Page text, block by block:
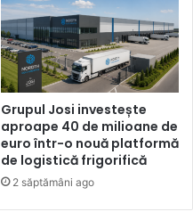
Grupul Josi investește
aproape 40 de milioane de
euro într-o nouă platformă
de logistică frigorifică
2 săptămâni ago